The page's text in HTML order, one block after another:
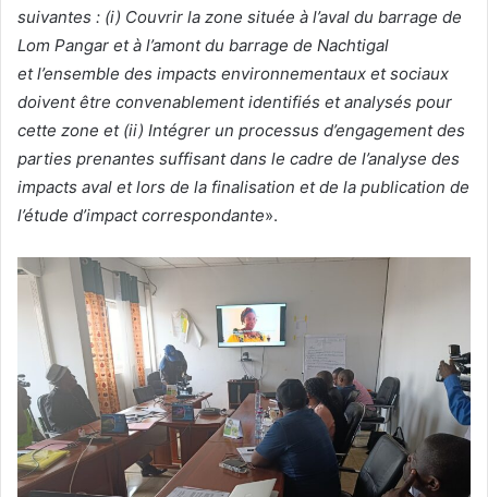
suivantes : (i) Couvrir la zone située à l’aval du barrage de
Lom Pangar et à l’amont du barrage de Nachtigal
etl’ensemble des impacts environnementaux et sociaux
doivent être convenablement identifiés et analysés pour
cette zone et (ii) Intégrer un processus d’engagement des
parties prenantes suffisant dans le cadre de l’analyse des
impacts aval et lors de la finalisation et de la publication de
l’étude d’impact correspondante».